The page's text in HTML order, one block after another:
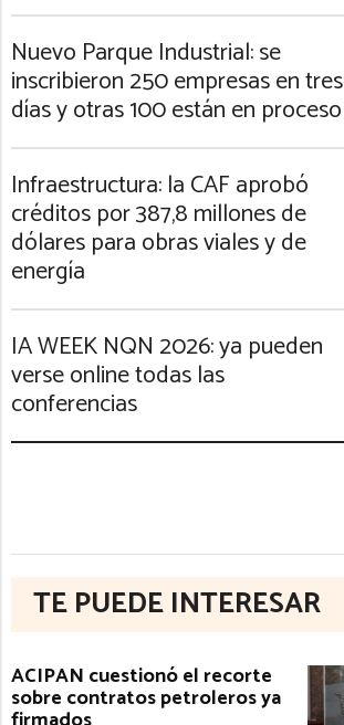
Nuevo Parque Industrial: se
inscribieron 250 empresas en tres
días y otras 100 están en proceso
Infraestructura: la CAF aprobó
créditos por 387,8 millones de
dólares para obras viales y de
energía
IA WEEK NQN 2026: ya pueden
verse online todas las
conferencias
TE PUEDE INTERESAR
ACIPAN cuestionó el recorte
sobre contratos petroleros ya